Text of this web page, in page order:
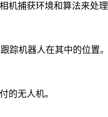
机捕获环境和算法来处理
踪机器人在其中的位置。
的无人机。